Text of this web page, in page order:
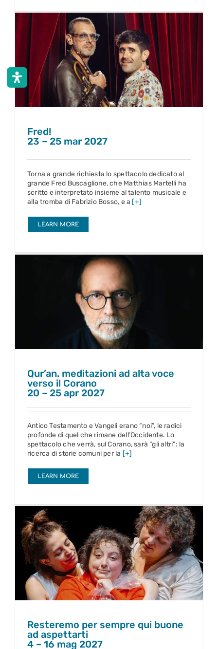
Fred!
23 – 25 mar 2027
Fred!
23 – 25 mar 2027
Torna a grande richiesta lo spettacolo dedicato al
grande Fred Buscaglione, che Matthias Martelli ha
scritto e interpretato insieme al talento musicale e
alla tromba di Fabrizio Bosso, e a [+]
LEARN MORE
Qur’an. meditazioni ad alta voce verso il Corano
20 – 25 apr 2027
Qur’an. meditazioni ad alta voce
verso il Corano
20 – 25 apr 2027
Antico Testamento e Vangeli erano “noi”, le radici
profonde di quel che rimane dell’Occidente. Lo
spettacolo che verrà, sul Corano, sarà “gli altri”: la
ricerca di storie comuni per la [+]
LEARN MORE
Resteremo per sempre qui buone ad aspettarti
4 – 16 mag 2027
Resteremo per sempre qui buone
ad aspettarti
4 – 16 mag 2027